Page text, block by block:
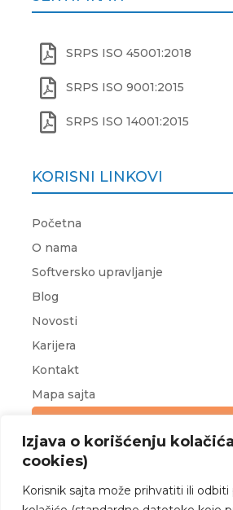
Izjava o korišćenju
cookies)
Korisnik sajta može prihvatiti ili
 SRPS ISO 45001:2018
 SRPS ISO 9001:2015
 SRPS ISO 14001:2015
KORISNI LINKOVI
Početna
O nama
Softversko upravljanje
Blog
Novosti
Karijera
Kontakt
Mapa sajta
Upit za ponudu